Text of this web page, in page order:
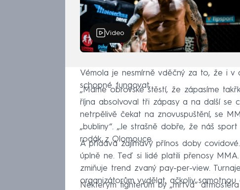
Video
Vémola je nesmírně vděčný za to, že i v
schopné fungovat.
„Máme obrovské štěstí, že zápasíme
října absolvoval tři zápasy a na další se
netrpělivě čekat na znovuspuštění, se
„bubliny“. „Je strašně dobře, že náš
rodák z Olomouce.
A přidává zajímavý přínos doby
úplně ne. Teď si lidé platili přenosy
zmiňuje trend zvaný pay-per-view.
organizátorům vydělat, ačkoliv
Některým fighterům by „mrtvá“